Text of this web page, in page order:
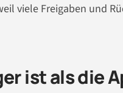
viele Freigaben und
ist als die